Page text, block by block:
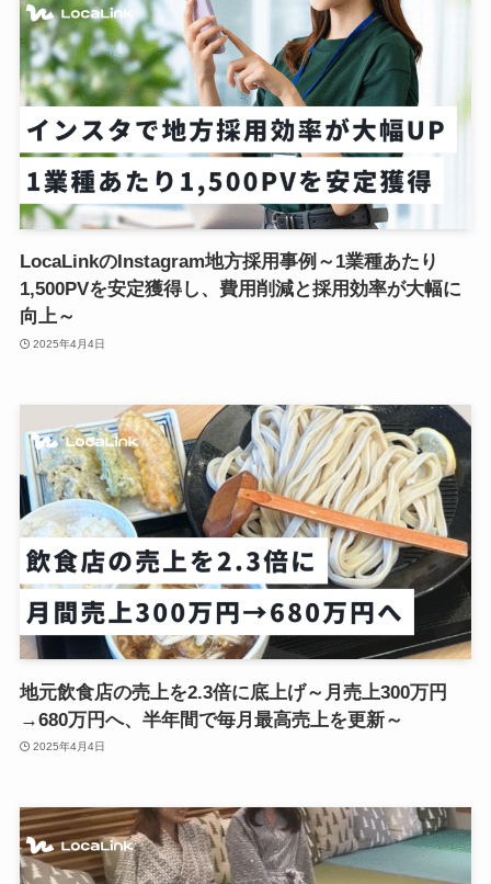
LocaLinkのInstagram地方採用事例～1業種あたり
1,500PVを安定獲得し、費用削減と採用効率が大幅に
向上～
2025年4月4日
地元飲食店の売上を2.3倍に底上げ～月売上300万円
→680万円へ、半年間で毎月最高売上を更新～
2025年4月4日